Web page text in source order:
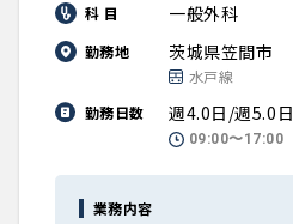
科 目
一般外科
勤務地 茨城県笠間市
水戸線
勤務日数
週4.0日/週5.0日
09:00〜17:00
業務内容